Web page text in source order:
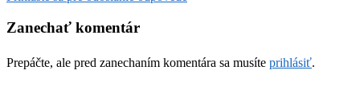
Zanechať komentár
Prepáčte, ale pred zanechaním komentára sa musíte prihlásiť.